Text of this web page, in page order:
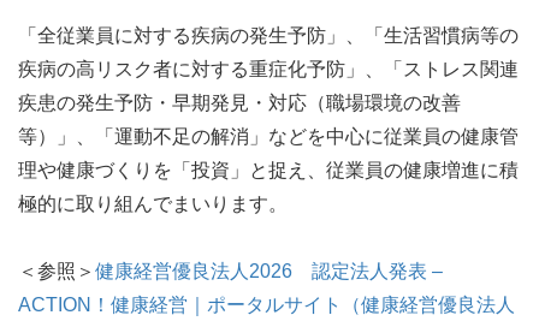
「全従業員に対する疾病の発生予防」、「生活習慣病等の
疾病の高リスク者に対する重症化予防」、「ストレス関連
疾患の発生予防・早期発見・対応（職場環境の改善
等）」、「運動不足の解消」などを中心に従業員の健康管
理や健康づくりを「投資」と捉え、従業員の健康増進に積
極的に取り組んでまいります。
＜参照＞ 健康経営優良法人2026 認定法人発表 –
ACTION！健康経営｜ポータルサイト（健康経営優良法人